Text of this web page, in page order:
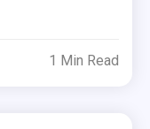
1 Min Read